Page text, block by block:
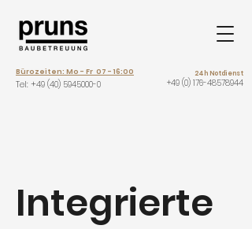
Bürozeiten: Mo - Fr 07 - 16:00
Tel: +49 (40) 5945000-0
24h Notdienst
+49 (0) 176-48578944
Integrierte